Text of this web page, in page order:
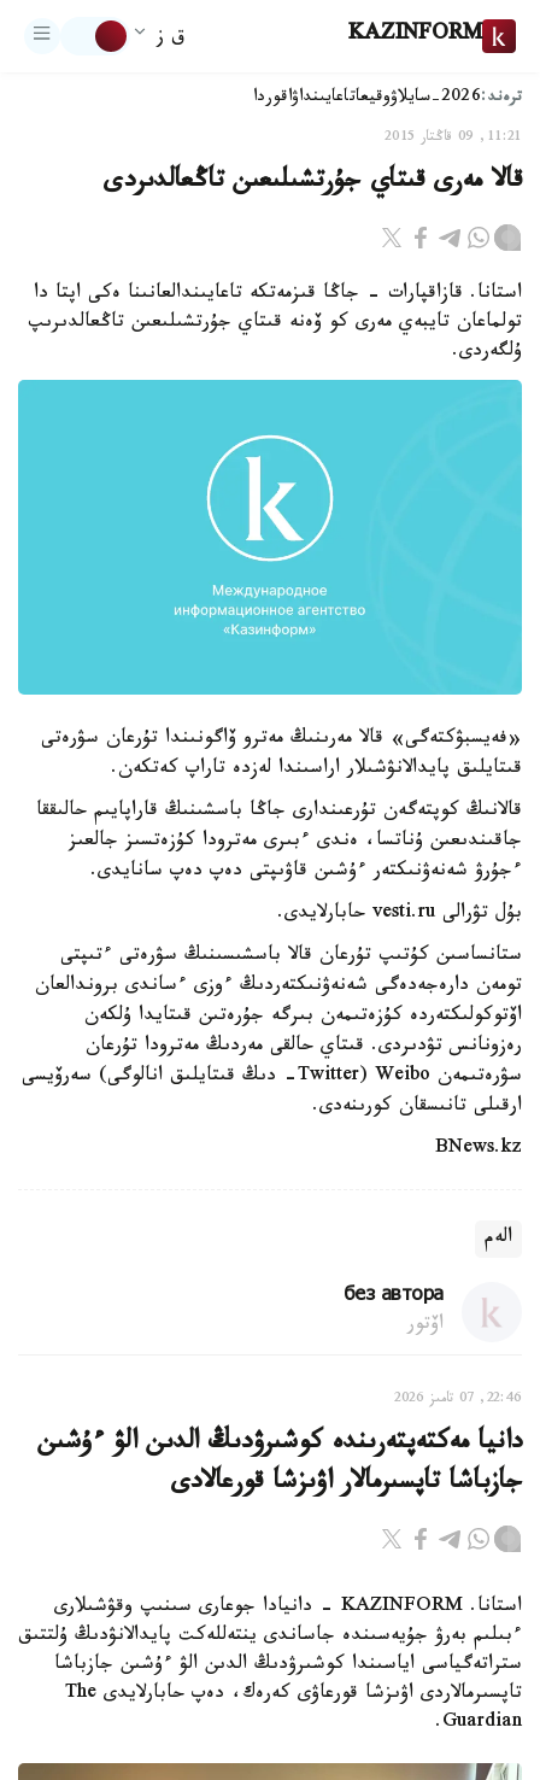
KAZINFORM ق ز
ترەند:2026-سايلاۋ وقيعاتاعايىنداۋاقوردا
11:21, 09 قاڭتار 2015
قالا مەرى قىتاي جۇرتشىلىعىن تاڭعالدىردى
استانا. قازاقپارات - جاڭا قىزمەتكە تاعايىندالعانىنا ەكى اپتا دا
تولماعان تايبەي مەرى كو ۆەنە قىتاي جۇرتشىلىعىن تاڭعالدىرىپ
ۇلگەردى.
«فەيسبۋكتەگى» قالا مەرىنىڭ مەترو ۆاگونىندا تۇرعان سۋرەتى
قىتايلىق پايدالانۋشىلار اراسىندا لەزدە تاراپ كەتكەن.
قالانىڭ كوپتەگەن تۇرعىندارى جاڭا باسشىنىڭ قاراپايىم حالىققا
جاقىندىعىن ۇناتسا، ەندى ءبىرى مەترودا كۇزەتسىز جالعىز
ءجۇرۋ شەنەۋنىكتەر ءۇشىن قاۋىپتى دەپ دەپ سانايدى.
بۇل تۋرالى vesti.ru حابارلايدى.
ستانساسىن كۇتىپ تۇرعان قالا باسشىسىنىڭ سۋرەتى ءتىپتى
تومەن دارەجەدەگى شەنەۋنىكتەردىڭ ءوزى ءساندى بروندالعان
اۆتوكولىكتەردە كۇزەتىمەن بىرگە جۇرەتىن قىتايدا ۇلكەن
رەزونانس تۋدىردى. قىتاي حالقى مەردىڭ مەترودا تۇرعان
سۋرەتىمەن Weibo (Twitter- دىڭ قىتايلىق انالوگى) سەرۆيسى
ارقىلى تانىسقان كورىنەدى.
BNews.kz
الەم
без автора
اۆتور
22:46, 07 تامىز 2026
دانيا مەكتەپتەرىندە كوشىرۋدىڭ الدىن الۋ ءۇشىن
جازباشا تاپسىرمالار اۋىزشا قورعالادى
استانا. KAZINFORM - دانيادا جوعارى سىنىپ وقۋشىلارى
ءبىلىم بەرۋ جۇيەسىندە جاساندى ينتەللەكت پايدالانۋدىڭ ۇلتتىق
ستراتەگياسى اياسىندا كوشىرۋدىڭ الدىن الۋ ءۇشىن جازباشا
تاپسىرمالاردى اۋىزشا قورعاۋى كەرەك، دەپ حابارلايدى The
Guardian.